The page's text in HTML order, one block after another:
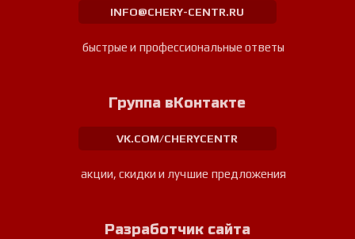
INFO@CHERY-CENTR.RU
быстрые и профессиональные ответы
Группа вКонтакте
VK.COM/CHERYCENTR
акции, скидки и лучшие предложения
Разработчик сайта